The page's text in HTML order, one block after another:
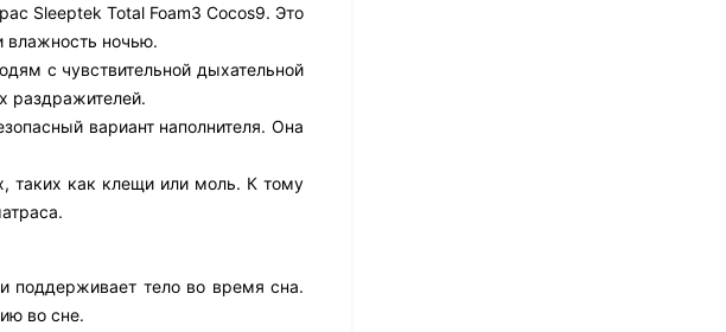
Sleeptek Total Foam3 Cocos9. Это
влажность ночью.
с чувствительной дыхательной
раздражителей.
вариант наполнителя. Она
таких как клещи или моль. К тому
поддерживает тело во время сна.
во сне.